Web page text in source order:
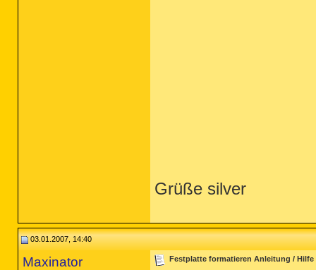
Grüße silver
03.01.2007, 14:40
Maxinator Festplatte formatieren Anleitung / Hilfe